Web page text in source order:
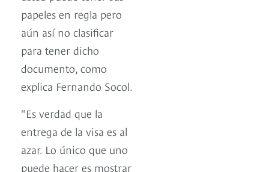
papeles en regla pero
aún así no clasificar
para tener dicho
documento, como
explica Fernando Socol.
“Es verdad que la
entrega de la visa es al
azar. Lo único que uno
puede hacer es mostrar